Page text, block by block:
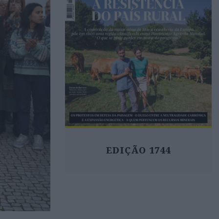
EDIÇÃO 1744